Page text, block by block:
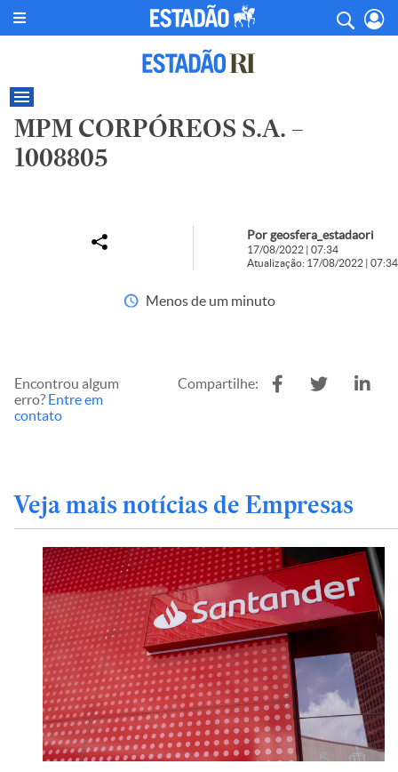
MPM CORPÓREOS S.A. –
1008805
Por geosfera_estadaori
17/08/2022 | 07:34
Atualização: 17/08/2022 | 07:34
Menos de um minuto
Encontrou algum
erro? Entre em
contato
Compartilhe:
Veja mais notícias de Empresas